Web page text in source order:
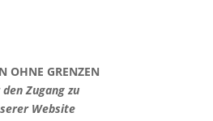
OHNE GRENZEN
den Zugang zu
Website